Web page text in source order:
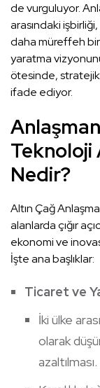
de vurguluyor.
arasındaki
daha müreffeh
yaratma
ötesinde, stratejik
ifade ediyor.
Teknoloji
Nedir?
Altın Çağ
alanlarda çığır
ekonomi ve
İşte ana başlıklar:
Ticaret ve
İki ülke
olarak
azaltılması.